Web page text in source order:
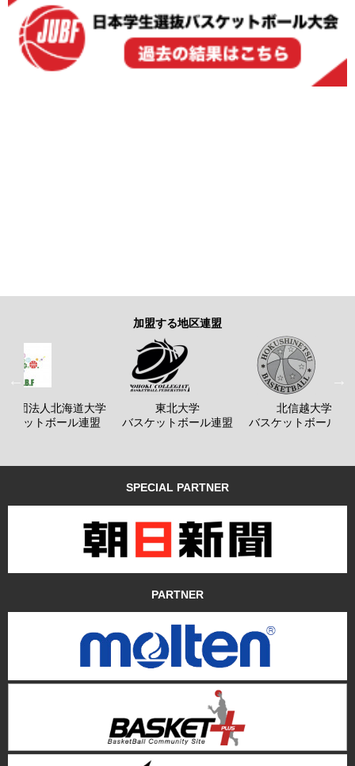
加盟する地区連盟
社団法人北海道大学
ケットボール連盟
東北大学
バスケットボール連盟
北信越大学
バスケットボール連
SPECIAL PARTNER
PARTNER